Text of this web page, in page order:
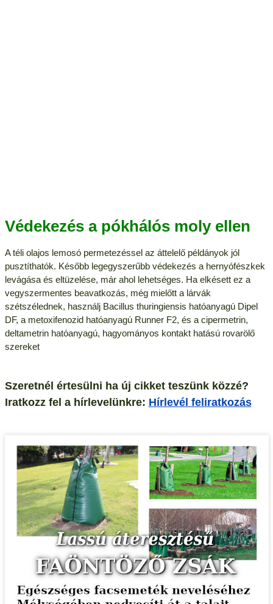
Védekezés a pókhálós moly ellen
A téli olajos lemosó permetezéssel az áttelelő példányok jól
pusztíthatók. Később legegyszerűbb védekezés a hernyófészkek
levágása és eltüzelése, már ahol lehetséges. Ha elkésett ez a
vegyszermentes beavatkozás, még mielőtt a lárvák
szétszélednek, használj Bacillus thuringiensis hatóanyagú Dipel
DF, a metoxifenozid hatóanyagú Runner F2, és a cipermetrin,
deltametrin hatóanyagú, hagyományos kontakt hatású rovarölő
szereket
Szeretnél értesülni ha új cikket teszünk közzé?
Iratkozz fel a hírlevelünkre: Hírlevél feliratkozás